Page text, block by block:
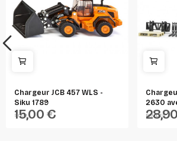
Chargeur JCB 457 WLS -
Siku 1789
SIKU
15,00 €
2630
BRUDER